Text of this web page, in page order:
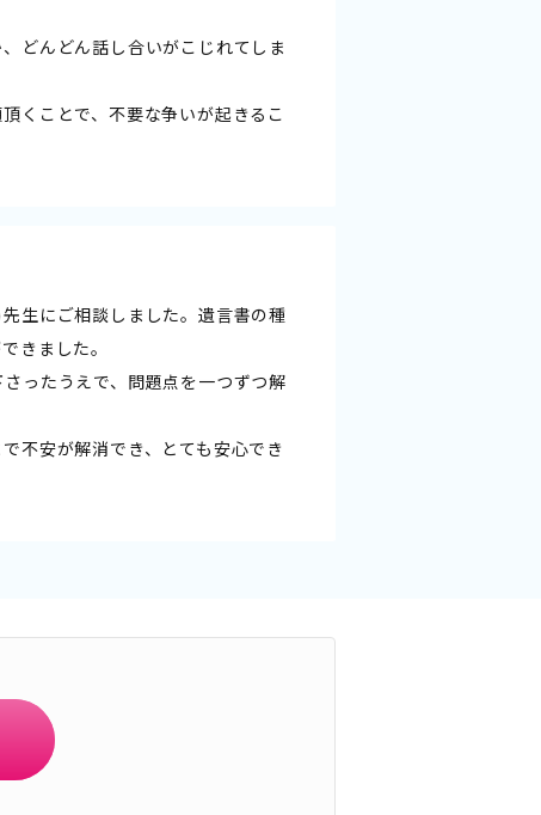
どんどん話し合いがこじれてしま
くことで、不要な争いが起きるこ
生にご相談しました。遺言書の種
きました。
ったうえで、問題点を一つずつ解
不安が解消でき、とても安心でき